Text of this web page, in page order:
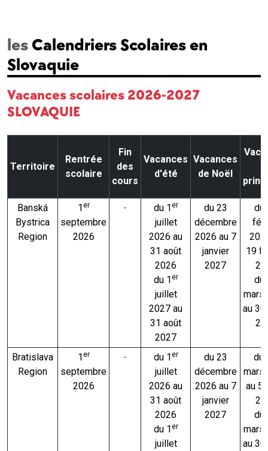
lesCalendriers Scolaires en
Slovaquie
Vacances scolaires 2026-2027
SLOVAQUIE
Territoire
Rentrée
scolaire
Fin
des
cours
Vacances
d'été
Vacances
de Noël
Banská
Bystrica
Region
1er
septembre
2026
- du 1er
juillet
2026 au
31 août
2026
du 1er
juillet
2027 au
31 août
2027
du 23
décembre
2026 au 7
janvier
2027
du
19
du
mars
au
Bratislava
Region
1er
septembre
2026
- du 1er
juillet
2026 au
31 août
2026
du 1er
juillet
du 23
décembre
2026 au 7
janvier
2027
du
mars
au 5
du
mars
au